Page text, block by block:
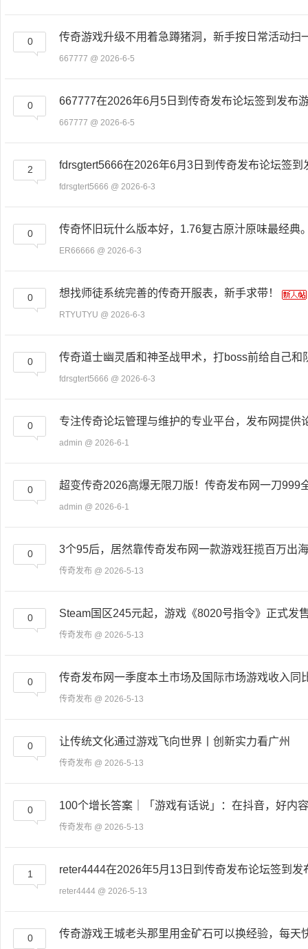
0 传奇游戏升级不用着急蹲猪洞，新手按日常活动扫
667777 @ 2026-6-5
0 667777在2026年6月5日到传奇发布论坛签到发布
667777 @ 2026-6-5
2 fdrsgtert5666在2026年6月3日到传奇发布论坛签到
fdrsgtert5666 @ 2026-6-3
0 传奇怀旧玩什么版本好，1.76复古原汁原味最经典
ER66666 @ 2026-6-3
0 想找师徒系统完善的传奇开服表，新手求带！
RTYUTYU @ 2026-6-3
0 传奇道士幽灵盾和神圣战甲术，打boss前给自己和
fdrsgtert5666 @ 2026-6-3
0 专注传奇论坛管理与维护的专业平台，发布网提供
admin @ 2026-6-1
0 超变传奇2026高爆无限刀版！传奇发布网一刀999
admin @ 2026-6-1
0 3个95后，居然靠传奇发布网一款游戏狂揽百万出
传奇发布 @ 2026-5-13
0 Steam国区245元起，游戏《8020号指令》正式发
传奇发布 @ 2026-5-13
0 传奇发布网一季度本土市场及国际市场游戏收入同
传奇发布 @ 2026-5-13
0 让传统文化通过游戏飞向世界丨创新实力看广州
传奇发布 @ 2026-5-13
0 100个增长答案｜「游戏有话说」：在抖音，好内
传奇发布 @ 2026-5-13
1 reter4444在2026年5月13日到传奇发布论坛签到发
reter4444 @ 2026-5-13
0 传奇游戏王城老头那里用金矿石可以换经验，每天